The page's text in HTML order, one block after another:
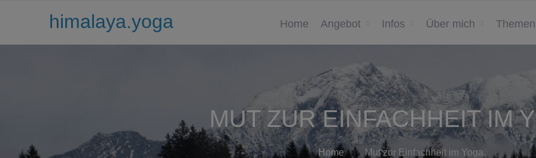
himalaya.yoga Home Angebot Infos Über mich Themen
MUT ZUR EINFACHHEIT IM
Home Mut zur Einfachheit im Yoga.